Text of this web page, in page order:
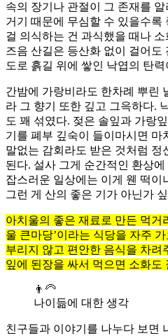
속의 장기나 관절이 그 존재를
거기 때문에 무심할 수 있을수록
걸 의식하는 건 과식했을 때나
즈음 산길은 등산화 없이 걸어도
도로 흙길 위에 쌓인 낙엽의 탄
간밤에 가랑비라도 한차례 뿌린
라 그 향기 또한 깊고 그윽하다.
도 꽤 섞였다. 젖은 솔잎과 가랑
기를 폐부 깊숙이 들이마시면 마
말없는 감회라도 받은 것처럼 정
된다. 설사 그게 순간적인 환상
잡스러운 일상에는 이게 웬 떡이
그런 게 산의 좋은 기가 아닌가
아치울의 좋은 재료로 만든 먹거
울 큰마당’이라는 식당을 자주
부리지 않고 편안한 음식을 차
잎에 된장을 싸서 먹으면 소화도
👨‍🦳
나이듦에 대한 생각
친구들과 이야기를 나누다 보면